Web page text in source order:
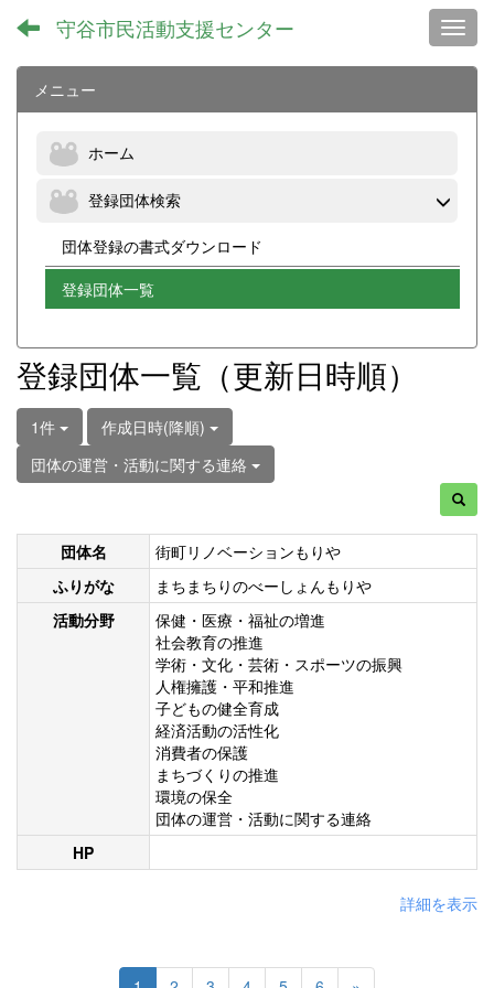
守谷市民活動支援センター
メニュー
ホーム
登録団体検索
団体登録の書式ダウンロード
登録団体一覧
登録団体一覧（更新日時順）
1件
作成日時(降順)
団体の運営・活動に関する連絡
団体名
街町リノベーションもりや
ふりがな
まちまちりのべーしょんもりや
活動分野
保健・医療・福祉の増進
社会教育の推進
学術・文化・芸術・スポーツの振興
人権擁護・平和推進
子どもの健全育成
経済活動の活性化
消費者の保護
まちづくりの推進
環境の保全
団体の運営・活動に関する連絡
HP
詳細を表示